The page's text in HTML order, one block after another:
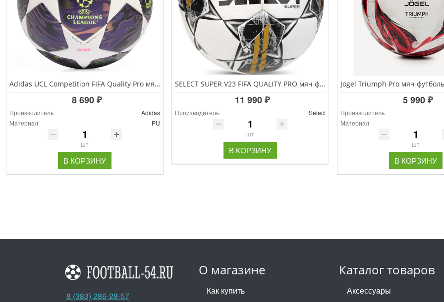
Adidas UCL Competition FIFA Quality Pro мяч футбольный размер 5
8 690 ₽
Производитель
Adidas
Материал
PU
шт
В КОРЗИНУ
SELECT SUPER V23 FIFA QUALITY PRO мяч футбольный размер 5
11 990 ₽
Производитель Select
шт
В КОРЗИНУ
5 990 ₽
Производитель
Материал
шт
В КОРЗИНУ
О магазине
Как купить
Каталог товаров
Аксессуары
8 (383) 286-28-57